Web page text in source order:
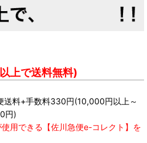
上で送料無料)
送料+手数料330円(10,000円以上～
円)
用できる【佐川急便e-コレクト】を